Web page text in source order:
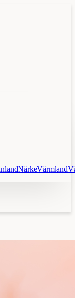
NärkeVärmland